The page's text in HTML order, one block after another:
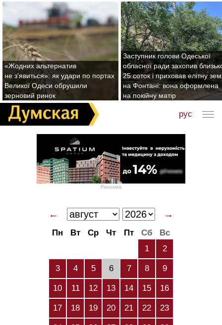
«Жодних альтернатив
не з'явиться»: як удари по портах
Великої Одеси обрушили
зерновий ринок
Заступник голови Одеської
обласної ради захопив
25 соток і приховав елітну
на Фонтані: вона оформлена
на покійну матір
рус
Реклама
← →
Пн Вт Ср Чт Пт Сб
Вс
1
2
3 4 5 6 7 8 9
10 11 12 13 14 15 16
17 18 19 20 21 22 23